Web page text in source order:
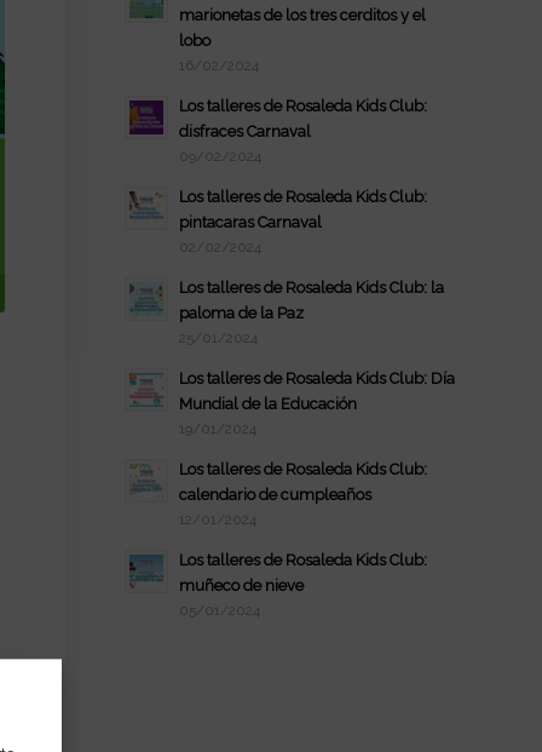
marionetas de los tres cerditos y el
lobo
16/02/2024
Los talleres de Rosaleda Kids Club:
disfraces Carnaval
09/02/2024
Los talleres de Rosaleda Kids Club:
pintacaras Carnaval
02/02/2024
Los talleres de Rosaleda Kids Club: la
paloma de la Paz
25/01/2024
Los talleres de Rosaleda Kids Club: Día
Mundial de la Educación
19/01/2024
Los talleres de Rosaleda Kids Club:
calendario de cumpleaños
12/01/2024
Los talleres de Rosaleda Kids Club:
muñeco de nieve
05/01/2024